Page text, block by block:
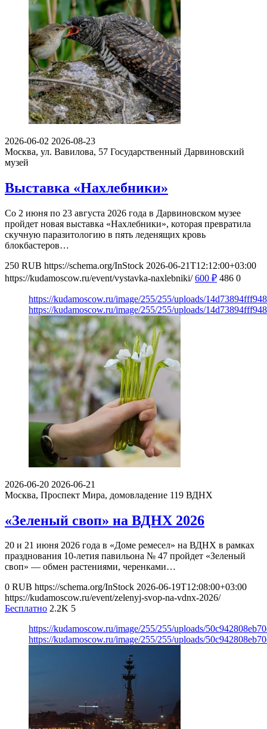
2026-06-02 2026-08-23
Москва, ул. Вавилова, 57 Государственный Дарвиновский
музей
Выставка «Нахлебники»
Со 2 июня по 23 августа 2026 года в Дарвиновском музее
пройдет новая выставка «Нахлебники», которая превратила
скучную паразитологию в пять леденящих кровь
блокбастеров…
250 RUB https://schema.org/InStock 2026-06-21T12:12:00+03:00
https://kudamoscow.ru/event/vystavka-naxlebniki/ 600 ₽ 486 0
https://kudamoscow.ru/image/255/255/uploads/
https://kudamoscow.ru/image/255/255/uploads/
2026-06-20 2026-06-21
Москва, Проспект Мира, домовладение 119 ВДНХ
«Зеленый своп» на ВДНХ 2026
20 и 21 июня 2026 года в «Доме ремесел» на ВДНХ в рамках
празднования 10-летия павильона № 47 пройдет «Зеленый
своп» — обмен растениями, черенками…
0 RUB https://schema.org/InStock 2026-06-19T12:08:00+03:00
https://kudamoscow.ru/event/zelenyj-svop-na-vdnx-2026/
Бесплатно 2.2K 5
https://kudamoscow.ru/image/255/255/uploads/
https://kudamoscow.ru/image/255/255/uploads/